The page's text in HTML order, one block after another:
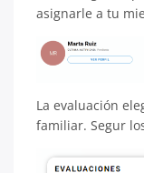
asignarle a tu
La evaluación
familiar. Segur